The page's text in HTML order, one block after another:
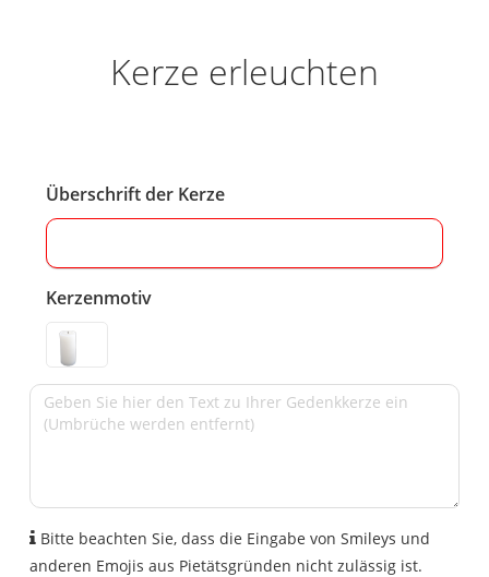
Kerze erleuchten
Überschrift der Kerze
Kerzenmotiv
Bitte beachten Sie, dass die Eingabe von Smileys und
anderen Emojis aus Pietätsgründen nicht zulässig ist.